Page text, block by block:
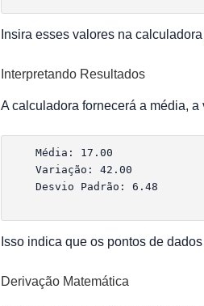
Insira esses valores na
Interpretando Resultados
A calculadora fornecerá a média,
    Média: 17.00
    Variação: 42.00
    Desvio Padrão: 6.48
Isso indica que os pontos de
Derivação Matemática